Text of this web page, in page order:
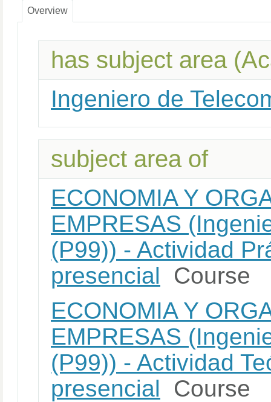
Overview
has subject area
Ingeniero de
subject area of
ECONOMIA Y
EMPRESAS
(P99)) - Actividad
presencial Course
ECONOMIA Y
EMPRESAS
(P99)) - Actividad
presencial Course